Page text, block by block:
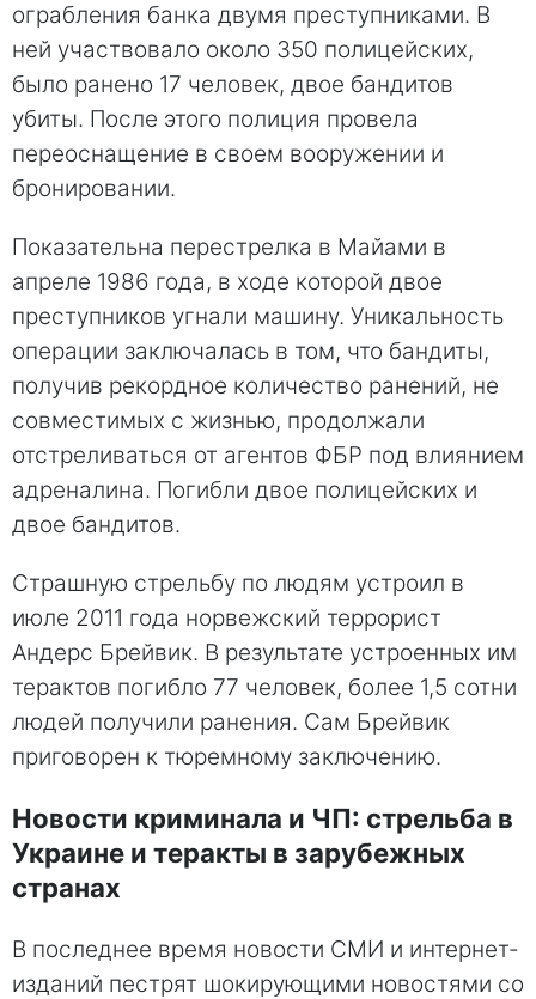
ограбления банка двумя преступниками. В
ней участвовало около 350 полицейских,
было ранено 17 человек, двое бандитов
убиты. После этого полиция провела
переоснащение в своем вооружении и
бронировании.
Показательна перестрелка в Майами в
апреле 1986 года, в ходе которой двое
преступников угнали машину. Уникальность
операции заключалась в том, что бандиты,
получив рекордное количество ранений, не
совместимых с жизнью, продолжали
отстреливаться от агентов ФБР под влиянием
адреналина. Погибли двое полицейских и
двое бандитов.
Страшную стрельбу по людям устроил в
июле 2011 года норвежский террорист
Андерс Брейвик. В результате устроенных им
терактов погибло 77 человек, более 1,5 сотни
людей получили ранения. Сам Брейвик
приговорен к тюремному заключению.
Новости криминала и ЧП: стрельба в
Украине и теракты в зарубежных
странах
В последнее время новости СМИ и интернет-
изданий пестрят шокирующими новостями со